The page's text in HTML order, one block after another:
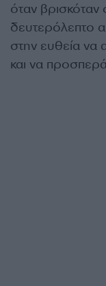
όταν
δευτερόλεπτο
στην ευθεία να
και να